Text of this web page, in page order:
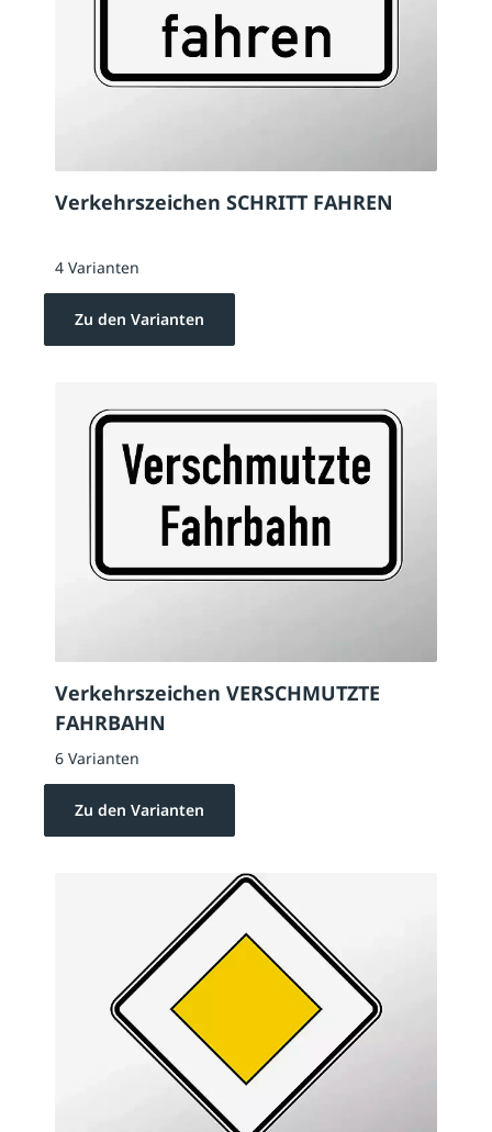
Verkehrszeichen SCHRITT FAHREN
4 Varianten
Zu den Varianten
Verkehrszeichen VERSCHMUTZTE
FAHRBAHN
6 Varianten
Zu den Varianten